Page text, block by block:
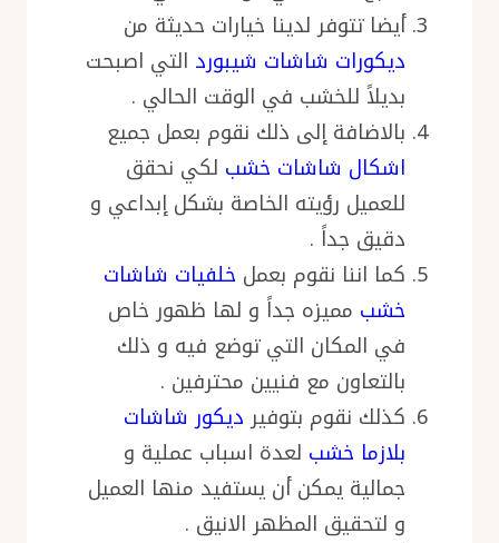
أيضا تتوفر لدينا خيارات حديثة من
ديكورات شاشات شيبورد التي اصبحت
بديلاً للخشب في الوقت الحالي .
بالاضافة إلى ذلك نقوم بعمل جميع
اشكال شاشات خشب لكي نحقق
للعميل رؤيته الخاصة بشكل إبداعي و
دقيق جداً .
كما اننا نقوم بعمل خلفيات شاشات
خشب مميزه جداً و لها ظهور خاص
في المكان التي توضع فيه و ذلك
بالتعاون مع فنيين محترفين .
كذلك نقوم بتوفيرديكور شاشات
بلازما خشب لعدة اسباب عملية و
جمالية يمكن أن يستفيد منها العميل
و لتحقيق المظهر الانيق .